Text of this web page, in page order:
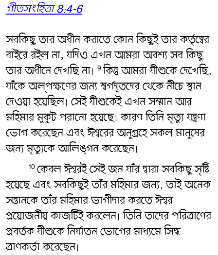
গীতসংহিতা 8:4-6
সবকিছু তার অধীন করাতে কোন কিছুই তার কর্তৃত্বের
বাইরে রইল না, যদিও এখন আমরা অবশ্য সব কিছু
তার অধীনে দেখছি না৷ 9কিন্তু আমরা যীশুকে দেখেছি,
যাঁকে অল্পক্ষণের জন্য স্বর্গদূতদের থেকে নীচে স্থান
দেওয়া হয়েছিল৷ সেই যীশুকেই এখন সম্মান আর
মহিমার মুকুট পরানো হয়েছে৷ কারণ তিনি মৃত্যু যন্ত্রণা
ভোগ করেছেন এবং ঈশ্বরের অনুগ্রহে সকল মানুষের
জন্য মৃত্যুকে আলিঙ্গন করেছেন৷
10 কেবল ঈশ্বরই সেই জন যাঁর দ্বারা সবকিছু সৃষ্টি
হয়েছে এবং সবকিছুই তাঁর মহিমার জন্য, তাই অনেক
সন্তানকে তাঁর মহিমার ভাগীদার করতে ঈশ্বর
প্রয়োজনীয় কাজটিই করলেন৷ তিনি তাদের পরিত্রাণের
প্রবর্তক যীশুকে নির্যাতন ভোগের মাধ্যমে সিদ্ধ
ত্রাণকর্তা করেছেন৷